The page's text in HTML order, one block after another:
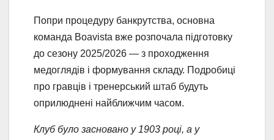
Попри процедуру банкрутства, основна
команда Boavista вже розпочала підготовку
до сезону 2025/2026 — з проходження
медоглядів і формування складу. Подробиці
про гравців і тренерський штаб будуть
оприлюднені найближчим часом.
Клуб було засновано у 1903 році, а у